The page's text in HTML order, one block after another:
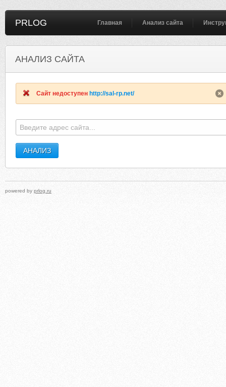
PRLOG Главная Анализ сайта
АНАЛИЗ САЙТА
Сайт недоступен http://sal-rp.net/
powered by prlog.ru